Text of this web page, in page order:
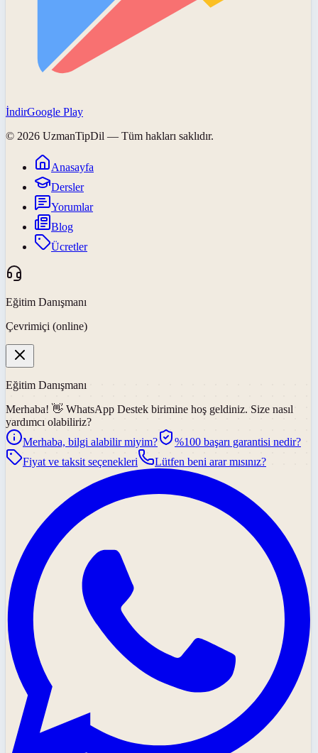
İndirGoogle Play
© 2026 UzmanTipDil — Tüm hakları saklıdır.
Anasayfa
Dersler
Yorumlar
Blog
Ücretler
Eğitim Danışmanı
Çevrimiçi (online)
Eğitim Danışmanı
Merhaba! 👋 WhatsApp Destek birimine hoş geldiniz. Size nasıl
yardımcı olabiliriz?
Merhaba, bilgi alabilir miyim?
%100 başarı garantisi nedir?
Fiyat ve taksit seçenekleri
Lütfen beni arar mısınız?